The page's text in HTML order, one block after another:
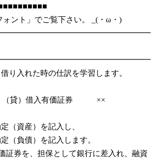
ト」でご覧下さい。 _(・ω・)
入れた時の仕訳を学習します。
貸）借入有価証券 ××
資産）を記入し、
債）を記入します。
券を、担保として銀行に差入れ、融資